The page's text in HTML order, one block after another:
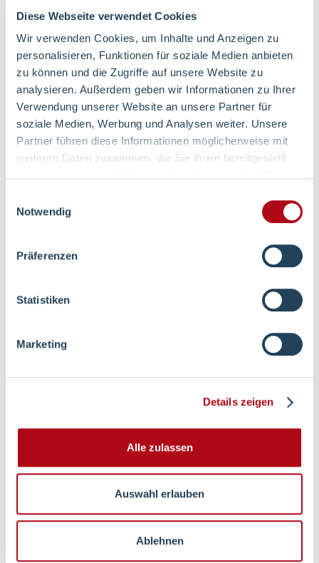
Diese Webseite verwendet Cookies
Wir verwenden Cookies, um Inhalte und Anzeigen zu
personalisieren, Funktionen für soziale Medien anbieten
zu können und die Zugriffe auf unsere Website zu
analysieren. Außerdem geben wir Informationen zu Ihrer
Verwendung unserer Website an unsere Partner für
soziale Medien, Werbung und Analysen weiter. Unsere
Partner führen diese Informationen möglicherweise mit
weiteren Daten zusammen, die Sie ihnen bereitgestellt
Notwendig
Präferenzen
Statistiken
Marketing
Details zeigen
Alle zulassen
Auswahl erlauben
Ablehnen
Weiterführende Inhalte
Kurzvorstellung
Sprechstunde &
Ambulanzen
Terminvereinbarung